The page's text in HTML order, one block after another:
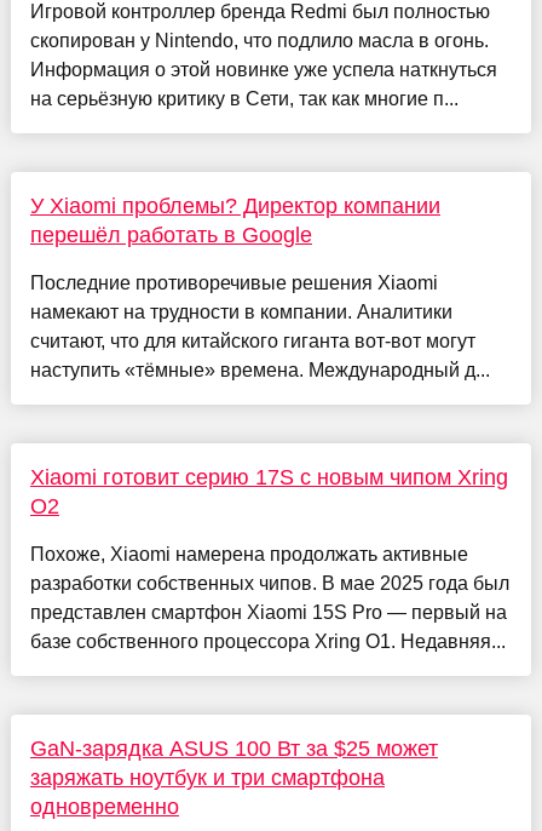
Игровой контроллер бренда Redmi был полностью
скопирован у Nintendo, что подлило масла в огонь.
Информация о этой новинке уже успела наткнуться
на серьёзную критику в Сети, так как многие п...
У Xiaomi проблемы? Директор компании
перешёл работать в Google
Последние противоречивые решения Xiaomi
намекают на трудности в компании. Аналитики
считают, что для китайского гиганта вот-вот могут
наступить «тёмные» времена. Международный д...
Xiaomi готовит серию 17S с новым чипом Xring
O2
Похоже, Xiaomi намерена продолжать активные
разработки собственных чипов. В мае 2025 года был
представлен смартфон Xiaomi 15S Pro — первый на
базе собственного процессора Xring O1. Недавняя...
GaN-зарядка ASUS 100 Вт за $25 может
заряжать ноутбук и три смартфона
одновременно